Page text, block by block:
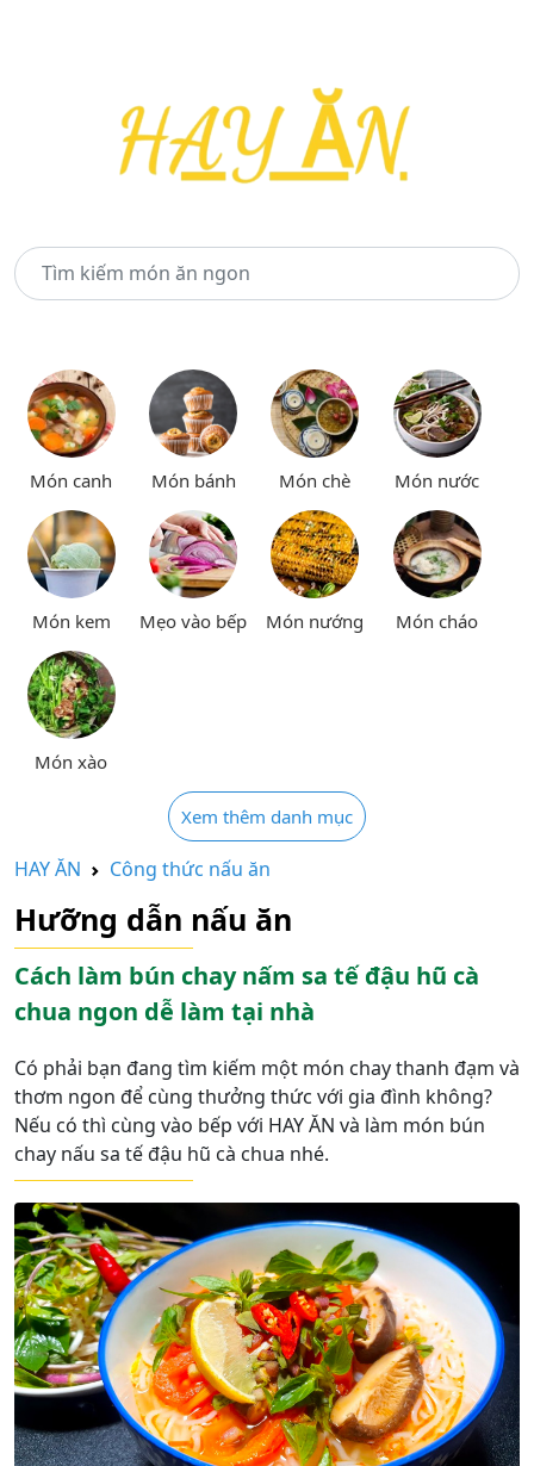
Món canh Món bánh Món chè Món nước
Món kem Mẹo vào bếp Món nướng Món cháo
Món xào
Xem thêm danh mục
HAY ĂN Công thức nấu ăn
Hưỡng dẫn nấu ăn
Cách làm bún chay nấm sa tế đậu hũ cà
chua ngon dễ làm tại nhà
Có phải bạn đang tìm kiếm một món chay thanh đạm và
thơm ngon để cùng thưởng thức với gia đình không?
Nếu có thì cùng vào bếp với HAY ĂN và làm món bún
chay nấu sa tế đậu hũ cà chua nhé.